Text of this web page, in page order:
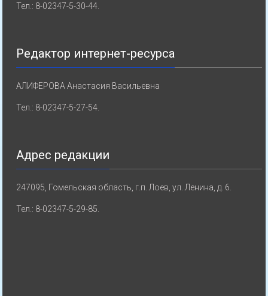
Тел.: 8-02347-5-30-44.
Редактор интернет-ресурса
АЛИФЕРОВА Анастасия Васильевна
Тел.: 8-02347-5-27-54.
Адрес редакции
247095, Гомельская область, г.п. Лоев, ул. Ленина, д. 6.
Тел.: 8-02347-5-29-85.